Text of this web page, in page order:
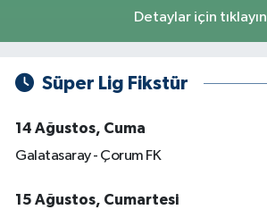
Detaylar için tıklayın
Süper Lig Fikstür
14 Ağustos, Cuma
Galatasaray - Çorum FK
15 Ağustos, Cumartesi